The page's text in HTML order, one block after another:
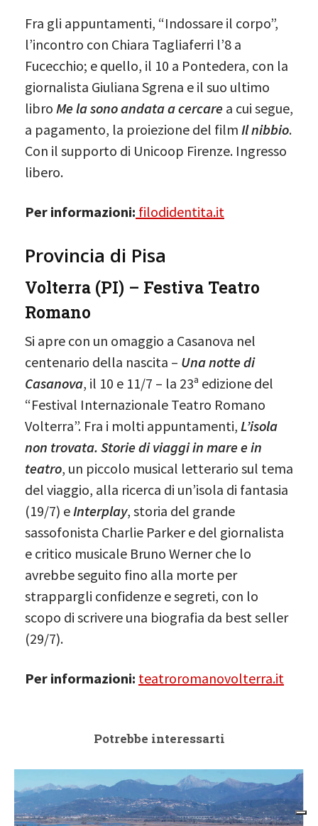
Fra gli appuntamenti, “Indossare il corpo”,
l’incontro con Chiara Tagliaferri l’8 a
Fucecchio; e quello, il 10 a Pontedera, con la
giornalista Giuliana Sgrena e il suo ultimo
libro Me la sono andata a cercare a cui segue,
a pagamento, la proiezione del film Il nibbio.
Con il supporto di Unicoop Firenze. Ingresso
libero.‬‬‬‬‬‬‬‬‬‬‬‬‬‬‬‬‬‬‬‬
Per informazioni: filodidentita.it
Provincia di Pisa
Volterra (PI) – Festiva Teatro
Romano
Si apre con un omaggio a Casanova nel
centenario della nascita – Una notte di
Casanova, il 10 e 11/7 – la 23ª edizione del
“Festival Internazionale Teatro Romano
Volterra”. Fra i molti appuntamenti, L’isola
non trovata. Storie di viaggi in mare e in
teatro, un piccolo musical letterario sul tema
del viaggio, alla ricerca di un’isola di fantasia
(19/7) eInterplay, storia del grande
sassofonista Charlie Parker e del giornalista
e critico musicale Bruno Werner che lo
avrebbe seguito fino alla morte per
strappargli confidenze e segreti, con lo
scopo di scrivere una biografia da best seller
(29/7).
Per informazioni: teatroromanovolterra.it
Potrebbe interessarti